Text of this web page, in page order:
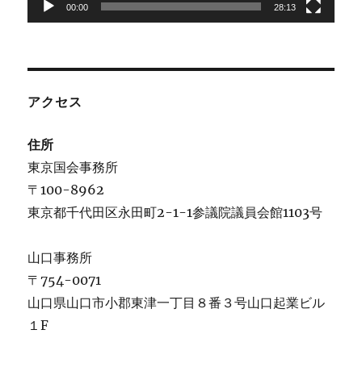
00:00 28:13
アクセス
住所
東京国会事務所
〒100-8962
東京都千代田区永田町2-1-1参議院議員会館1103号
山口事務所
〒754-0071
山口県山口市小郡東津一丁目８番３号山口起業ビル
１F